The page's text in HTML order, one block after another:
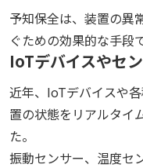
予知保全は、装置の異
ぐための効果的な手段で
IoTデバイスやセ
近年、IoTデバイスや
置の状態をリアルタイ
た。
振動センサー、温度セ